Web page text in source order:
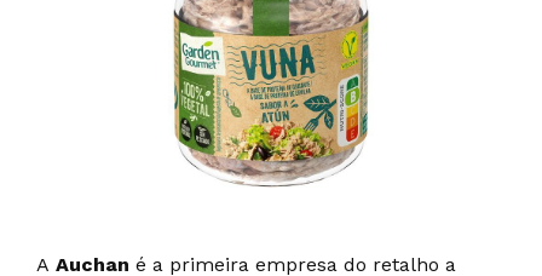
A Auchan é a primeira empresa do retalho a